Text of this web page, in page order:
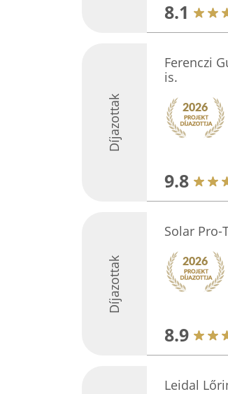
8.1
Díjazottak
Ferenczi
is.
9.8
Díjazottak
Solar Pro-
8.9
Leidal